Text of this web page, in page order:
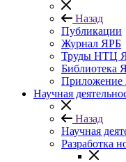
Назад
Публикации
Журнал ЯРБ
Труды НТЦ
Библиотека
Приложение
Научная
Назад
Научная
Разработка